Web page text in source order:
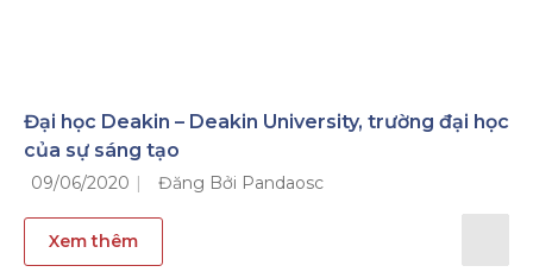
Đại học Deakin – Deakin University, trường đại học
của sự sáng tạo
09/06/2020 Đăng Bởi Pandaosc
Xem thêm